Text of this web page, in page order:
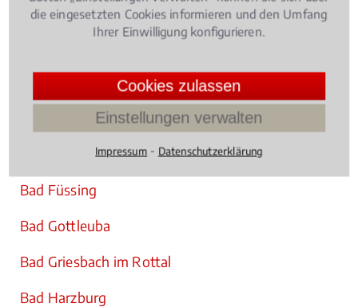
Bad Driburg
Bad Freienwalde
Bad Friedrichshall
Bad Füssing
Bad Gottleuba
Bad Griesbach im Rottal
Bad Harzburg
die eingesetzten Cookies informieren und den Umfang
Ihrer Einwilligung konfigurieren.
Cookies zulassen
Einstellungen verwalten
Impressum ⁃ Datenschutzerklärung